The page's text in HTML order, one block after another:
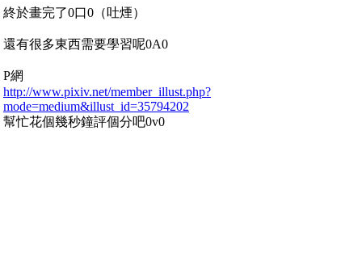
終於畫完了0口0（吐煙）
還有很多東西需要學習呢0A0
P網
http://www.pixiv.net/member_illust.php?
mode=medium&illust_id=35794202
幫忙花個幾秒鐘評個分吧0v0